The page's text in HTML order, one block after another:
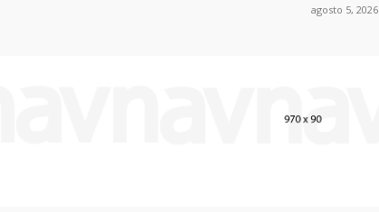
agosto 5, 2026